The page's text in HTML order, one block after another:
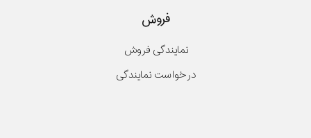
فروش
نمایندگی فروش
درخواست نمایندگی